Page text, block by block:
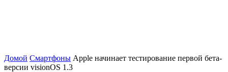
Домой Смартфоны Apple начинает тестирование первой бета-
версии visionOS 1.3